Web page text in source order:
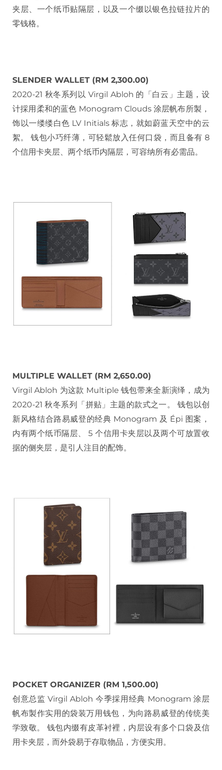
夹层、一个纸币贴隔层，以及一个缀以银色拉链拉片的
零钱格。
SLENDER WALLET (RM 2,300.00)
2020-21 秋冬系列以 Virgil Abloh 的「白云」主题，设
计採用柔和的蓝色 Monogram Clouds 涂层帆布所製，
饰以一缕缕白色 LV Initials 标志，就如蔚蓝天空中的云
絮。 钱包小巧纤薄，可轻鬆放入任何口袋，而且备有 8
个信用卡夹层、两个纸币内隔层，可容纳所有必需品。
MULTIPLE WALLET (RM 2,650.00)
Virgil Abloh 为这款 Multiple 钱包带来全新演绎，成为
2020-21 秋冬系列「拼贴」主题的款式之一。 钱包以创
新风格结合路易威登的经典 Monogram 及 Épi 图案，
内有两个纸币隔层、 5 个信用卡夹层以及两个可放置收
据的侧夹层，是引人注目的配饰。
POCKET ORGANIZER (RM 1,500.00)
创意总监 Virgil Abloh 今季採用经典 Monogram 涂层
帆布製作实用的袋装万用钱包，为向路易威登的传统美
学致敬。 钱包内缀有皮革衬裡，内层设有多个口袋及信
用卡夹层，而外袋易于存取物品，方便实用。